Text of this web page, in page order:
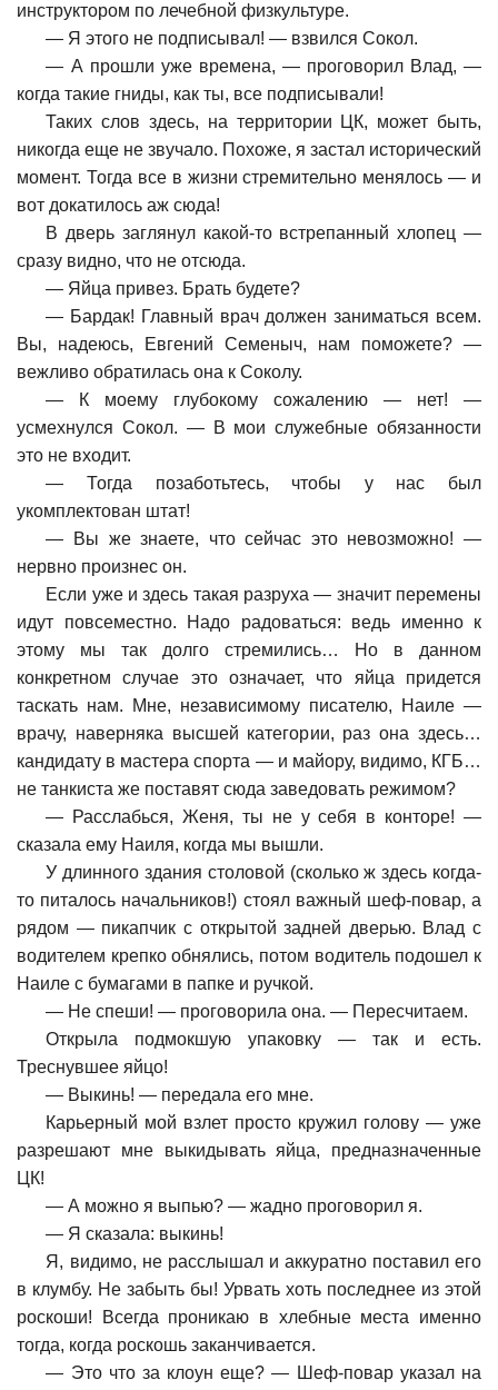
инструктором по лечебной физкультуре.
— Я этого не подписывал! — взвился Сокол.
— А прошли уже времена, — проговорил Влад, —
когда такие гниды, как ты, все подписывали!
Таких слов здесь, на территории ЦК, может быть,
никогда еще не звучало. Похоже, я застал исторический
момент. Тогда все в жизни стремительно менялось — и
вот докатилось аж сюда!
В дверь заглянул какой-то встрепанный хлопец —
сразу видно, что не отсюда.
— Яйца привез. Брать будете?
— Бардак! Главный врач должен заниматься всем.
Вы, надеюсь, Евгений Семеныч, нам поможете? —
вежливо обратилась она к Соколу.
— К моему глубокому сожалению — нет! —
усмехнулся Сокол. — В мои служебные обязанности
это не входит.
—Тогда позаботьтесь, чтобы у нас был
укомплектован штат!
—
Вы же знаете, что сейчас это невозможно! —
нервно произнес он.
Если уже и здесь такая разруха — значит перемены
идут повсеместно. Надо радоваться: ведь именно к
этому мы так долго стремились… Но в данном
конкретном случае это означает, что яйца придется
таскать нам. Мне, независимому писателю, Наиле —
врачу, наверняка высшей категории, раз она здесь…
кандидату в мастера спорта — и майору, видимо, КГБ…
не танкиста же поставят сюда заведовать режимом?
— Расслабься, Женя, ты не у себя в конторе! —
сказала ему Наиля, когда мы вышли.
У длинного здания столовой (сколько ж здесь когда-
то питалось начальников!) стоял важный шеф-повар, а
рядом — пикапчик с открытой задней дверью. Влад с
водителем крепко обнялись, потом водитель подошел к
Наиле с бумагами в папке и ручкой.
— Не спеши! — проговорила она. — Пересчитаем.
Открыла подмокшую упаковку — так и есть.
Треснувшее яйцо!
— Выкинь! — передала его мне.
Карьерный мой взлет просто кружил голову — уже
разрешают мне выкидывать яйца, предназначенные
ЦК!
—А можно я выпью? — жадно проговорил я.
— Я сказала: выкинь!
Я, видимо, не расслышал и аккуратно поставил его
в клумбу. Не забыть бы! Урвать хоть последнее из этой
роскоши! Всегда проникаю в хлебные места именно
тогда, когда роскошь заканчивается.
— Это что за клоун еще? — Шеф-повар указал на